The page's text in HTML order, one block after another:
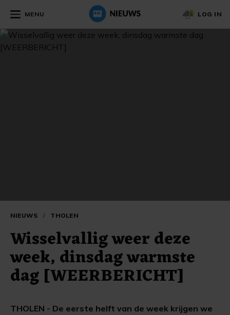
MENU LOG IN
NIEUWS / THOLEN
Wisselvallig weer deze
week, dinsdag warmste
dag [WEERBERICHT]
THOLEN - De eerste helft van de week krijgen we